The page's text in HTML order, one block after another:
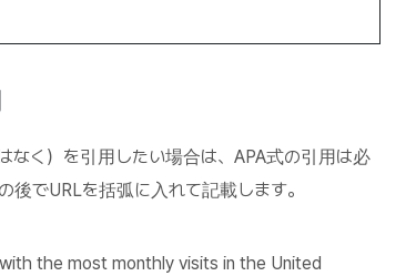
なく）を引用したい場合は、APA式の引用は必
でURLを括弧に入れて記載します。
the most monthly visits in the United